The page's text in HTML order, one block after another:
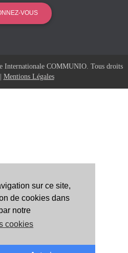
sur ce site,
de cookies dans
notre
cookies
VOUS
Internationale COMMUNIO. Tous droits
Mentions Légales